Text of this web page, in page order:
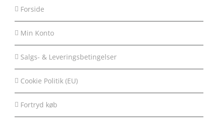
Forside
Min Konto
Salgs- & Leveringsbetingelser
Cookie Politik (EU)
Fortryd køb